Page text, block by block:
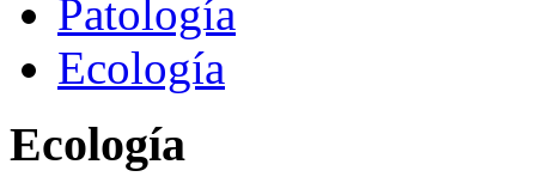
Patología
Ecología
Ecología